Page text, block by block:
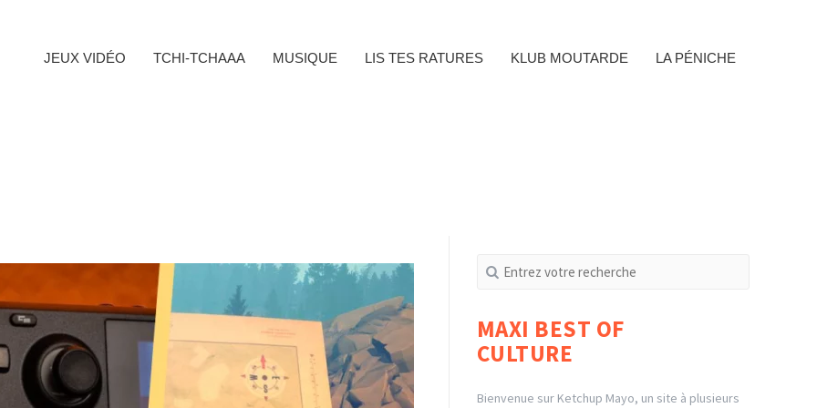
LA PÉNICHE
KLUB MOUTARDE
LIS TES RATURES
MUSIQUE
TCHI-TCHAAA
JEUX VIDÉO
pour
MAXI BEST OF
CULTURE
Bienvenue sur Ketchup Mayo, un site à plusieurs